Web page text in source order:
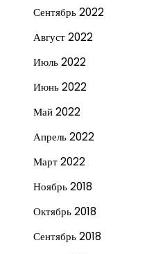
Сентябрь 2022
Август 2022
Июль 2022
Июнь 2022
Май 2022
Апрель 2022
Март 2022
Ноябрь 2018
Октябрь 2018
Сентябрь 2018